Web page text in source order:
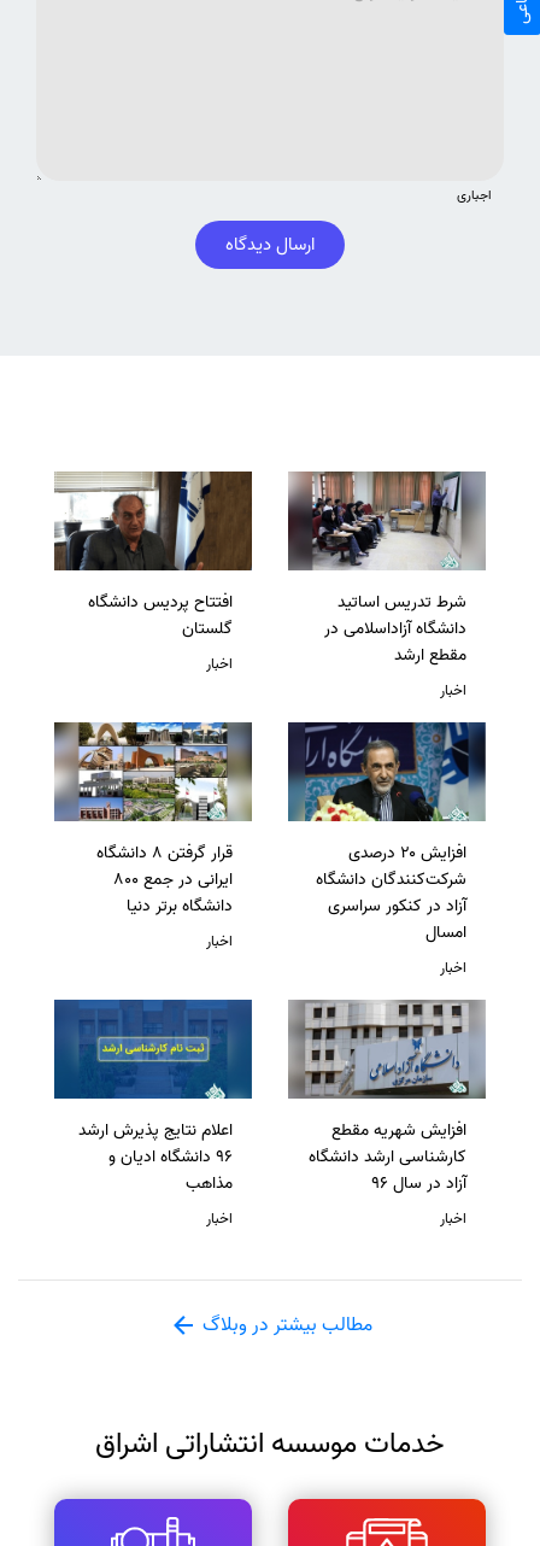
اجباری
ارسال دیدگاه
شرط تدریس اساتید
دانشگاه آزاداسلامی در
مقطع ارشد
اخبار
افتتاح پردیس دانشگاه
گلستان
اخبار
افزایش ۲۰ درصدی
شرکت‌کنندگان دانشگاه
آزاد در کنکور سراسری
امسال
اخبار
قرار گرفتن 8 دانشگاه
ایرانی در جمع 800
دانشگاه برتر دنیا
اخبار
افزایش شهریه مقطع
کارشناسی ارشد دانشگاه
آزاد در سال 96
اخبار
اعلام نتایج پذیرش ارشد
96 دانشگاه ادیان و
مذاهب
اخبار
مطالب بیشتر در وبلاگ
خدمات موسسه انتشاراتی اشراق